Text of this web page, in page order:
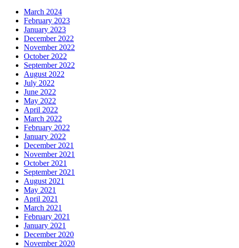
March 2024
February 2023
January 2023
December 2022
November 2022
October 2022
September 2022
August 2022
July 2022
June 2022
May 2022
April 2022
March 2022
February 2022
January 2022
December 2021
November 2021
October 2021
September 2021
August 2021
May 2021
April 2021
March 2021
February 2021
January 2021
December 2020
November 2020